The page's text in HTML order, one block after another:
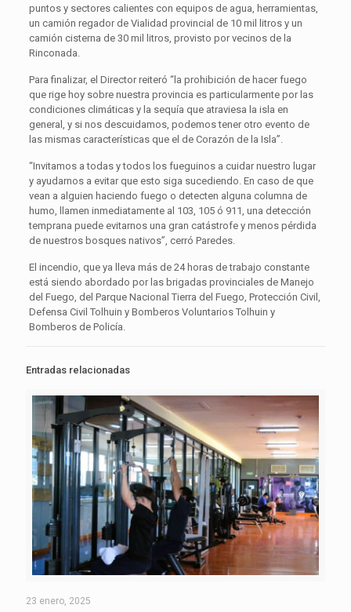
puntos y sectores calientes con equipos de agua, herramientas,
un camión regador de Vialidad provincial de 10 mil litros y un
camión cisterna de 30 mil litros, provisto por vecinos de la
Rinconada.
Para finalizar, el Director reiteró “la prohibición de hacer fuego
que rige hoy sobre nuestra provincia es particularmente por las
condiciones climáticas y la sequía que atraviesa la isla en
general, y si nos descuidamos, podemos tener otro evento de
las mismas características que el de Corazón de la Isla”.
“Invitamos a todas y todos los fueguinos a cuidar nuestro lugar
y ayudarnos a evitar que esto siga sucediendo. En caso de que
vean a alguien haciendo fuego o detecten alguna columna de
humo, llamen inmediatamente al 103, 105 ó 911, una detección
temprana puede evitarnos una gran catástrofe y menos pérdida
de nuestros bosques nativos”, cerró Paredes.
El incendio, que ya lleva más de 24 horas de trabajo constante
está siendo abordado por las brigadas provinciales de Manejo
del Fuego, del Parque Nacional Tierra del Fuego, Protección Civil,
Defensa Civil Tolhuin y Bomberos Voluntarios Tolhuin y
Bomberos de Policía.
Entradas relacionadas
23 enero, 2025